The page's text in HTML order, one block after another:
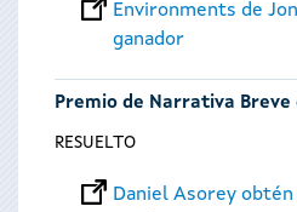
Environments de
ganador
Premio de Narrativa Breve
RESUELTO
Daniel Asorey